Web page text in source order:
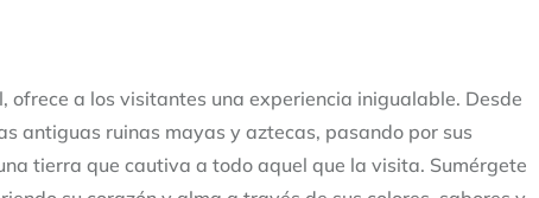
a los visitantes una experiencia inigualable. Desde
antiguas ruinas mayas y aztecas, pasando por sus
tierra que cautiva a todo aquel que la visita. Sumérgete